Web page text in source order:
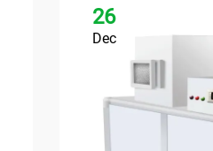
26
Dec